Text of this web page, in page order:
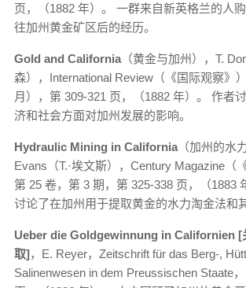
页，（1882 年）。 一群来自新英格兰的人
往加州黄金矿区后的经历。
Gold and California （黄金与加州），T.
森），International Review（《国际观察》
月），第 309-321 页，（1882 年）。 作者
济和社会方面对加州发展的影响。
Hydraulic Mining in California （加州的水
Evans（T.·埃文斯），Century Magazine（
第 25 卷，第 3 期，第 325-338 页，（1883
讨论了在加州用于提取黄金的水力淘金法和
Ueber die Goldgewinnung in Californien [
取]，E. Reyer，Zeitschrift für das Berg-,
Salinenwesen in dem Preussischen Staate